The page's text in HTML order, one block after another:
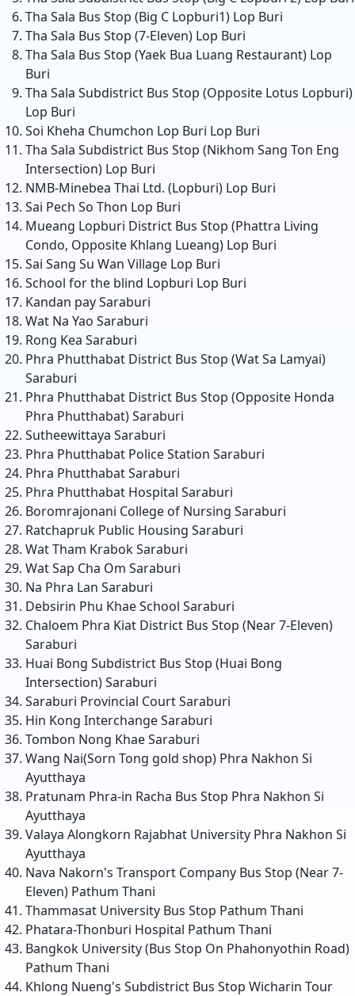
Tha Sala Bus Stop (Big C Lopburi1) Lop Buri
Tha Sala Bus Stop (7-Eleven) Lop Buri
Tha Sala Bus Stop (Yaek Bua Luang Restaurant) Lop
Buri
Tha Sala Subdistrict Bus Stop (Opposite Lotus Lopburi)
Lop Buri
Soi Kheha Chumchon Lop Buri Lop Buri
Tha Sala Subdistrict Bus Stop (Nikhom Sang Ton Eng
Intersection) Lop Buri
NMB-Minebea Thai Ltd. (Lopburi) Lop Buri
Sai Pech So Thon Lop Buri
Mueang Lopburi District Bus Stop (Phattra Living
Condo, Opposite Khlang Lueang) Lop Buri
Sai Sang Su Wan Village Lop Buri
School for the blind Lopburi Lop Buri
Kandan paySaraburi
Wat Na Yao Saraburi
Rong Kea Saraburi
Phra Phutthabat District Bus Stop (Wat Sa Lamyai)
Saraburi
Phra Phutthabat District Bus Stop (Opposite Honda
Phra Phutthabat)Saraburi
Sutheewittaya Saraburi
Phra Phutthabat Police Station Saraburi
Phra PhutthabatSaraburi
Phra Phutthabat Hospital Saraburi
Boromrajonani College of Nursing Saraburi
Ratchapruk Public Housing Saraburi
Wat Tham KrabokSaraburi
Wat Sap Cha Om Saraburi
Na Phra Lan Saraburi
Debsirin Phu Khae School Saraburi
Chaloem Phra Kiat District Bus Stop (Near 7-Eleven)
Saraburi
Huai Bong Subdistrict Bus Stop (Huai Bong
Intersection)Saraburi
Saraburi Provincial CourtSaraburi
Hin Kong InterchangeSaraburi
Tombon Nong KhaeSaraburi
Wang Nai(Sorn Tong gold shop) Phra Nakhon Si
Ayutthaya
Pratunam Phra-in Racha Bus Stop Phra Nakhon Si
Ayutthaya
Valaya Alongkorn Rajabhat University Phra Nakhon Si
Ayutthaya
Nava Nakorn's Transport Company Bus Stop (Near 7-
Eleven) Pathum Thani
Thammasat University Bus Stop Pathum Thani
Phatara-Thonburi Hospital Pathum Thani
Bangkok University (Bus Stop On Phahonyothin Road)
Pathum Thani
Khlong Nueng's Subdistrict Bus Stop Wicharin Tour